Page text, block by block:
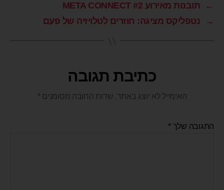
←
תובנות מאירוע META CONNECT #2
→
נטפליקס מציגה: חוזרים לטלויזיה של פעם
כתיבת תגובה
האימייל לא יוצג באתר. שדות החובה מסומנים *
התגובה שלך*